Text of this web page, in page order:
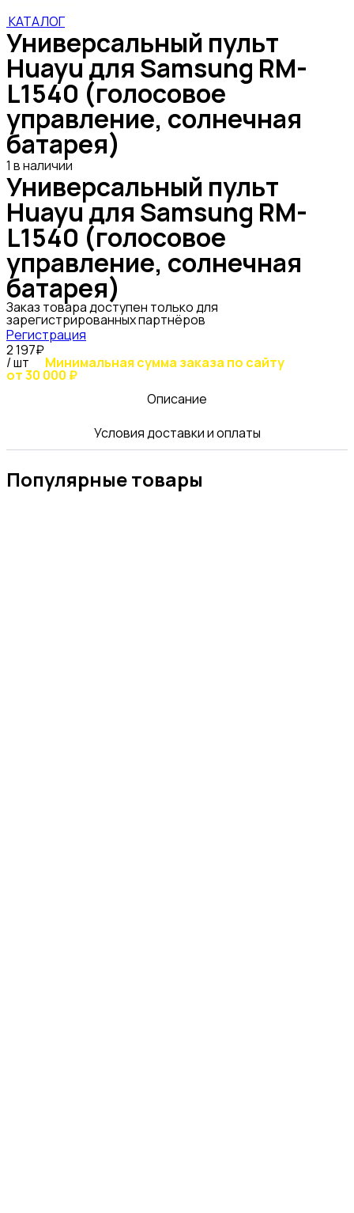
КАТАЛОГ
Универсальный пульт
Huayu для Samsung RM-
L1540 (голосовое
управление, солнечная
батарея)
1 в наличии
Универсальный пульт
Huayu для Samsung RM-
L1540 (голосовое
управление, солнечная
батарея)
Заказ товара доступен только для
зарегистрированных партнёров
Регистрация
2 197₽
/ шт Минимальная сумма заказа по сайту
от 30 000 ₽
Описание
Условия доставки и оплаты
Популярные товары